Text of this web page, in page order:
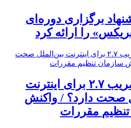
برگزاری دوره‌ای
را ارائه کرد
اعمال ضریب ۲.۷ برای اینترنت
صحت دارد؟ / واکنش
مقررات